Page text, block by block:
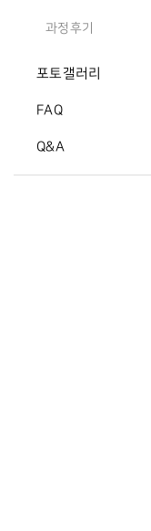
과정후기
포토갤러리
FAQ
Q&A